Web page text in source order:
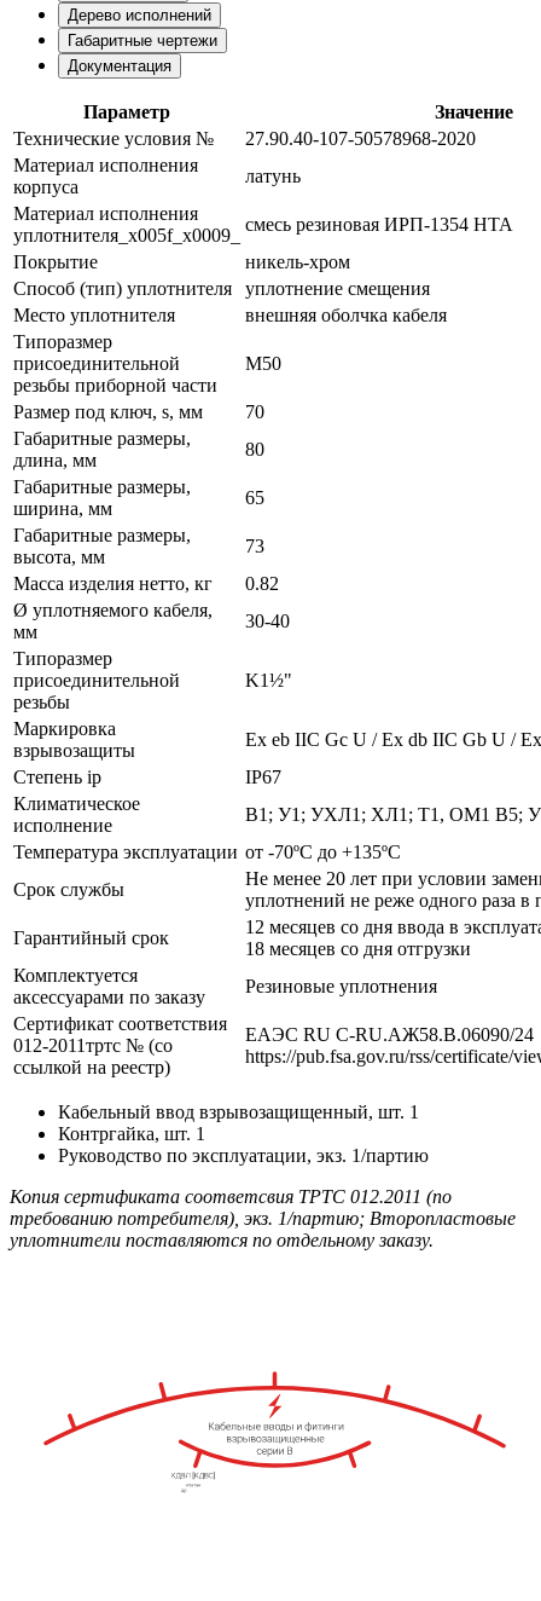
Дерево исполнений
Габаритные чертежи
Документация
Параметр
Значение
Технические условия №
27.90.40-107-50578968-2020
Материал исполнения
корпуса
латунь
Материал исполнения
уплотнителя_x005f_x0009_
смесь резиновая ИРП-1354 НТА
Покрытие
никель-хром
Способ (тип) уплотнителя
уплотнение смещения
Место уплотнителя
внешняя оболчка кабеля
Типоразмер
присоединительной
резьбы приборной части
М50
Размер под ключ, s, мм
70
Габаритные размеры,
длина, мм
80
Габаритные размеры,
ширина, мм
65
Габаритные размеры,
высота, мм
73
Масса изделия нетто, кг
0.82
Ø уплотняемого кабеля,
мм
30-40
Типоразмер
присоединительной
резьбы
K1½"
Маркировка
взрывозащиты
Ех eb IIC Gc U / Ex db IIC Gb U /
Степень ip
IP67
Климатическое
исполнение
В1; У1; УХЛ1; ХЛ1; Т1, ОМ1 В5;
Температура эксплуатации от -70ºС до +135ºС
Срок службы
Не менее 20 лет при условии
уплотнений не реже одного раза в
Гарантийный срок
12 месяцев со дня ввода в
18 месяцев со дня отгрузки
Комплектуется
аксессуарами по заказу
Резиновые уплотнения
Сертификат соответствия
012-2011тртс № (со
ссылкой на реестр)
ЕАЭС RU С-RU.АЖ58.В.06090/24
https://pub.fsa.gov.ru/rss/certificate/
Кабельный ввод взрывозащищенный, шт. 1
Контргайка, шт. 1
Руководство по эксплуатации, экз. 1/партию
Копия сертификата соответсвия ТРТС 012.2011 (по
требованию потребителя), экз. 1/партию; Второпластовые
уплотнители поставляются по отдельному заказу.